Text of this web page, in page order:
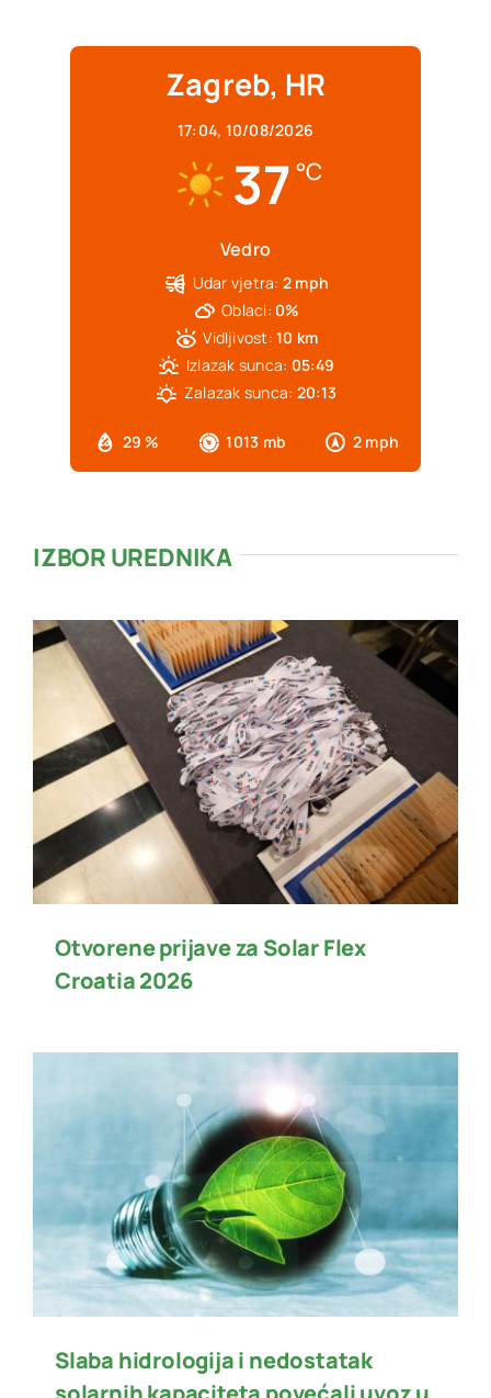
Zagreb, HR
17:04, 10/08/2026
37 °C
Vedro
29 % 1013 mb 2 mph
Udar vjetra: 2 mph
Oblaci: 0%
Vidljivost: 10 km
Izlazak sunca: 05:49
Zalazak sunca: 20:13
IZBOR UREDNIKA
Otvorene prijave za Solar Flex
Croatia 2026
Slaba hidrologija i nedostatak